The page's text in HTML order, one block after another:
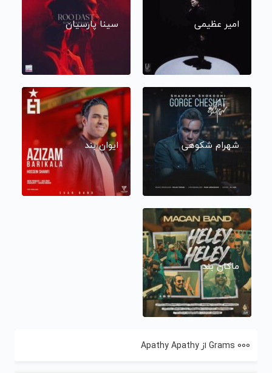
امیر عظیمی سینا پارسیان
شهرام شکوهی ایوان بند
ماکان بند
000 Grams از Apathy Apathy